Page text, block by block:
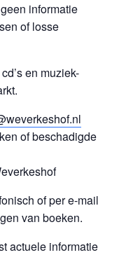
informatie
of losse
en muziek-
of beschadigde
of per e-mail
van boeken.
actuele informatie